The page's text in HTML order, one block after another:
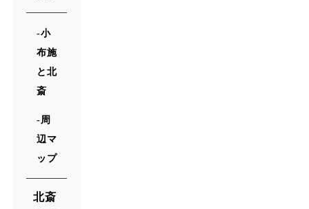
小
布施
と北
斎
周
辺マ
ップ
北斎